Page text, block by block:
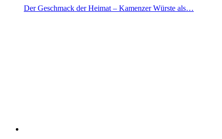
Der Geschmack der Heimat – Kamenzer Würste als…